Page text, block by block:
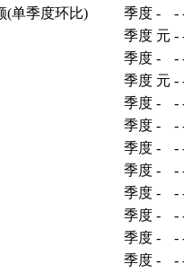
(单季度环比)
季度 - -
季度 元 -
季度 - -
季度 元 -
季度 - -
季度 - -
季度 - -
季度 - -
季度 - -
季度 - -
季度 - -
季度 - -